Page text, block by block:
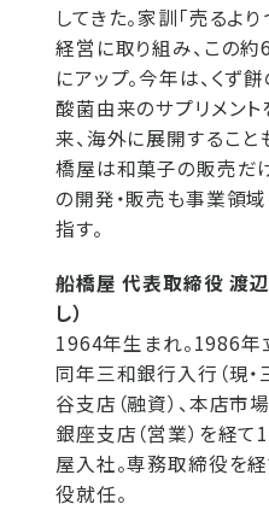
してきた。家訓「売るよ
経営に取り組み、この
にアップ。今年は、くず
酸菌由来のサプリメン
来、海外に展開するこ
橋屋は和菓子の販売だ
の開発・販売も事業領
指す。
船橋屋 代表取締役 渡辺
し）
1964年生まれ。1986年
同年三和銀行入行（現・
谷支店（融資）、本店市
銀座支店（営業）を経て
屋入社。専務取締役を
役就任。